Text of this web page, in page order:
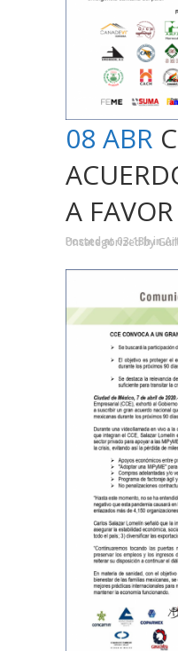
08 ABR
A
Posted at 03:18hin
Uncategorized by